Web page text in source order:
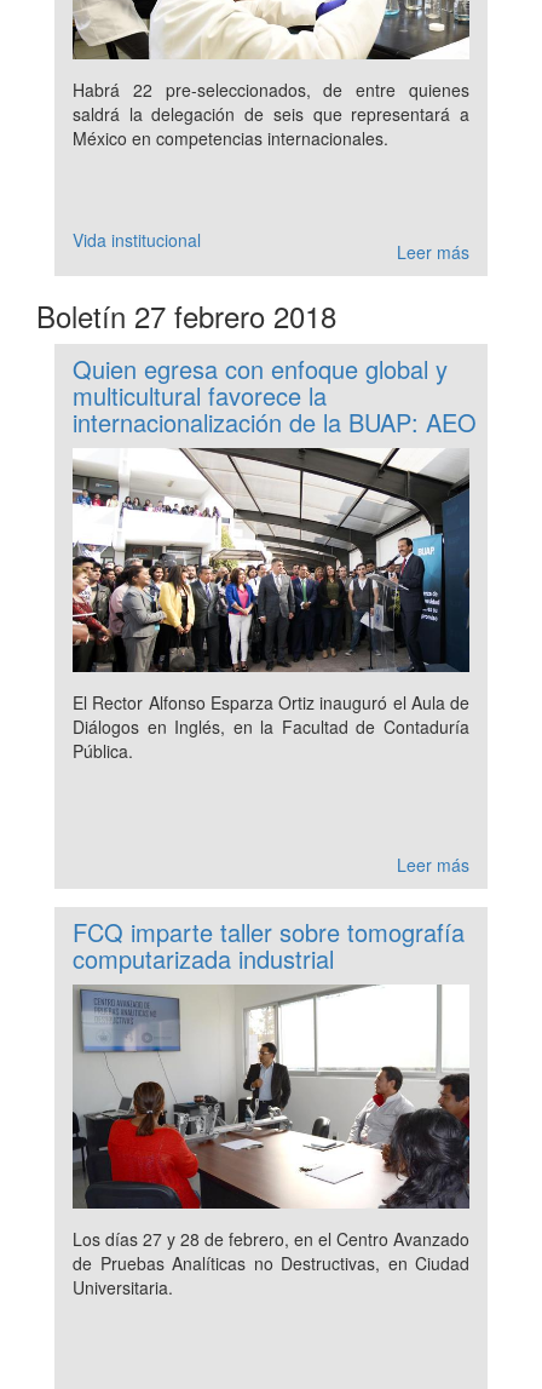
Habrá 22 pre-seleccionados, de entre quienes
saldrá la delegación de seis que representará a
México en competencias internacionales.
Vida institucional Leer más
Boletín 27 febrero 2018
Quien egresa con enfoque global y
multicultural favorece la
internacionalización de la BUAP: AEO
El Rector Alfonso Esparza Ortiz inauguró el Aula de
Diálogos en Inglés, en la Facultad de Contaduría
Pública.
Leer más
FCQ imparte taller sobre tomografía
computarizada industrial
Los días 27 y 28 de febrero, en el Centro Avanzado
de Pruebas Analíticas no Destructivas, en Ciudad
Universitaria.